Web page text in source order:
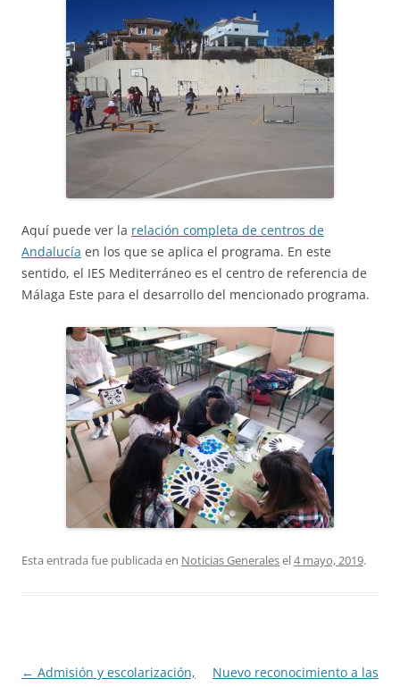
Aquí puede ver la relación completa de centros de
Andalucía en los que se aplica el programa. En este
sentido, el IES Mediterráneo es el centro de referencia de
Málaga Este para el desarrollo del mencionado programa.
Esta entrada fue publicada en Noticias Generalesel4 mayo, 2019.
Navegación
← Admisión y escolarización,
Nuevo reconocimiento a las